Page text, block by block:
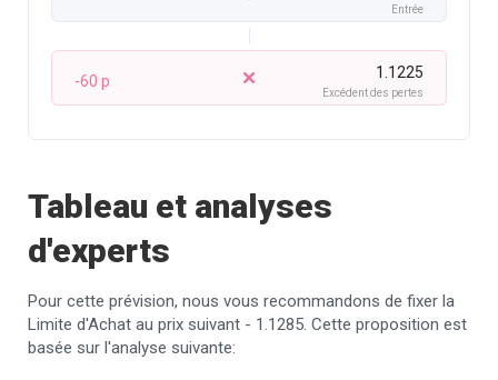
Entrée
-60 p 1.1225
Excédent des pertes
Tableau et analyses
d'experts
Pour cette prévision, nous vous recommandons de fixer la
Limite d'Achat au prix suivant - 1.1285. Cette proposition est
basée sur l'analyse suivante: